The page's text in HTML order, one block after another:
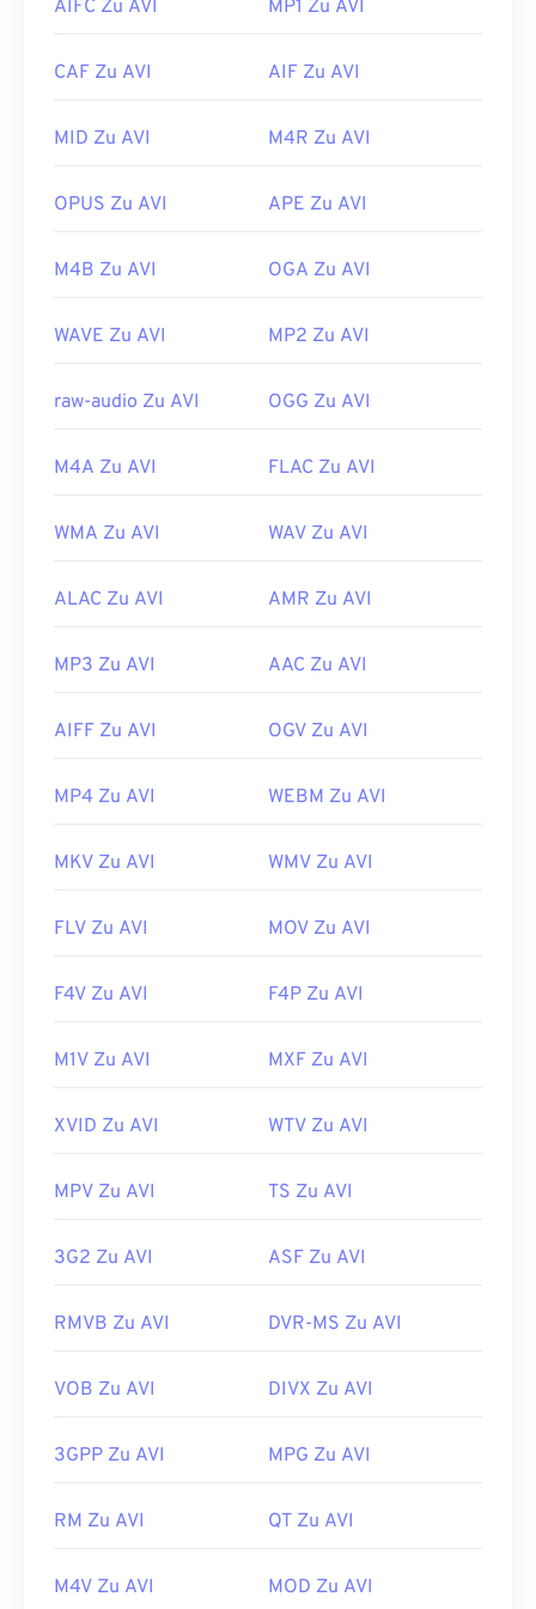
00 00
00 00
Geräten zu verbessern,
konvertieren Sie
Entwickelt von:
3rd Generation Partnership
Erstveröffentlichung:
1997
Nützliche Links:
https://www.3gpp.org/
lässt, verwenden Sie
den VLC Media Player
Nützliche Links:
AIFC Zu AVI MP1 Zu AVI
CAF Zu AVI AIF Zu AVI
MID Zu AVI M4R Zu AVI
OPUS Zu AVI APE Zu AVI
M4B Zu AVI OGA Zu AVI
WAVE Zu AVI MP2 Zu AVI
raw-audio Zu AVI OGG Zu AVI
M4A Zu AVI FLAC Zu AVI
WMA Zu AVI WAV Zu AVI
ALAC Zu AVI AMR Zu AVI
MP3 Zu AVI AAC Zu AVI
AIFF Zu AVI OGV Zu AVI
MP4 Zu AVI WEBM Zu AVI
MKV Zu AVI WMV Zu AVI
FLV Zu AVI MOV Zu AVI
F4V Zu AVI F4P Zu AVI
M1V Zu AVI MXF Zu AVI
XVID Zu AVI WTV Zu AVI
MPV Zu AVI TS Zu AVI
3G2 Zu AVI ASF Zu AVI
RMVB Zu AVI DVR-MS Zu AVI
VOB Zu AVI DIVX Zu AVI
3GPP Zu AVI MPG Zu AVI
RM Zu AVI QT Zu AVI
M4V Zu AVI MOD Zu AVI